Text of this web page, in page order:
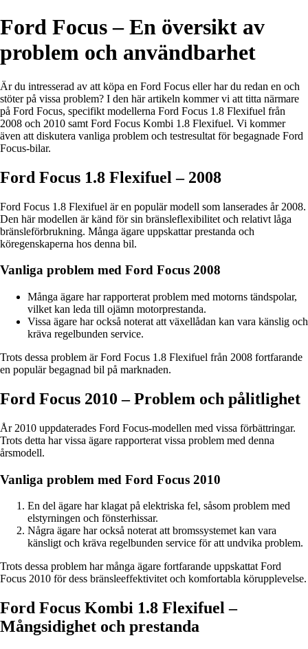
Ford Focus – En översikt av
problem och användbarhet
Är du intresserad av att köpa en Ford Focus eller har du redan en och
stöter på vissa problem? I den här artikeln kommer vi att titta närmare
på Ford Focus, specifikt modellerna Ford Focus 1.8 Flexifuel från
2008 och 2010 samt Ford Focus Kombi 1.8 Flexifuel. Vi kommer
även att diskutera vanliga problem och testresultat för begagnade Ford
Focus-bilar.
Ford Focus 1.8 Flexifuel – 2008
Ford Focus 1.8 Flexifuel är en populär modell som lanserades år 2008.
Den här modellen är känd för sin bränsleflexibilitet och relativt låga
bränsleförbrukning. Många ägare uppskattar prestanda och
köregenskaperna hos denna bil.
Vanliga problem med Ford Focus 2008
Många ägare har rapporterat problem med motorns tändspolar,
vilket kan leda till ojämn motorprestanda.
Vissa ägare har också noterat att växellådan kan vara känslig och
kräva regelbunden service.
Trots dessa problem är Ford Focus 1.8 Flexifuel från 2008 fortfarande
en populär begagnad bil på marknaden.
Ford Focus 2010 – Problem och pålitlighet
År 2010 uppdaterades Ford Focus-modellen med vissa förbättringar.
Trots detta har vissa ägare rapporterat vissa problem med denna
årsmodell.
Vanliga problem med Ford Focus 2010
En del ägare har klagat på elektriska fel, såsom problem med
elstyrningen och fönsterhissar.
Några ägare har också noterat att bromssystemet kan vara
känsligt och kräva regelbunden service för att undvika problem.
Trots dessa problem har många ägare fortfarande uppskattat Ford
Focus 2010 för dess bränsleeffektivitet och komfortabla körupplevelse.
Ford Focus Kombi 1.8 Flexifuel –
Mångsidighet och prestanda